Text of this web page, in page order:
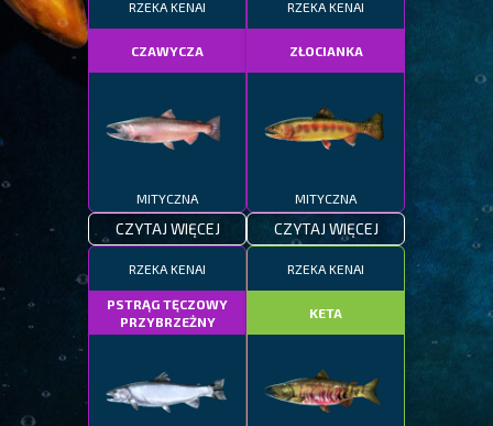
RZEKA KENAI
CZAWYCZA
MITYCZNA
CZYTAJ WIĘCEJ
RZEKA KENAI
ZŁOCIANKA
MITYCZNA
CZYTAJ WIĘCEJ
RZEKA KENAI
PSTRĄG TĘCZOWY
PRZYBRZEŻNY
RZEKA KENAI
KETA